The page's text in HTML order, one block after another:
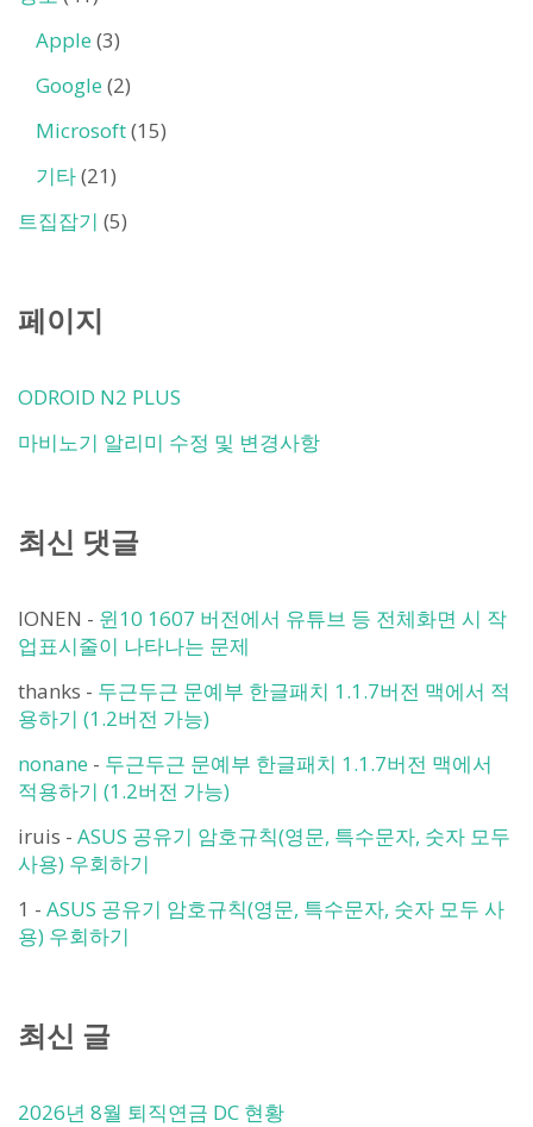
Apple (3)
Google (2)
Microsoft(15)
기타(21)
트집잡기 (5)
페이지
ODROID N2 PLUS
마비노기 알리미 수정 및 변경사항
최신 댓글
IONEN - 윈10 1607 버전에서 유튜브 등 전체화면 시 작
업표시줄이 나타나는 문제
thanks - 두근두근 문예부 한글패치 1.1.7버전 맥에서 적
용하기 (1.2버전 가능)
nonane - 두근두근 문예부 한글패치 1.1.7버전 맥에서
적용하기 (1.2버전 가능)
iruis - ASUS 공유기 암호규칙(영문, 특수문자, 숫자 모두
사용) 우회하기
1 - ASUS 공유기 암호규칙(영문, 특수문자, 숫자 모두 사
용) 우회하기
최신 글
2026년 8월 퇴직연금 DC 현황